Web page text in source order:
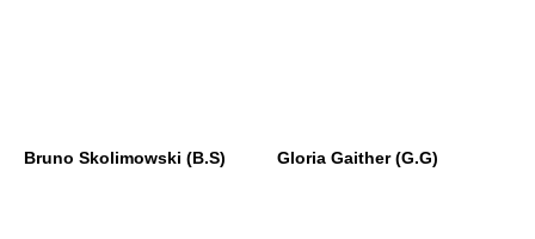
Bruno Skolimowski (B.S) Gloria Gaither (G.G)